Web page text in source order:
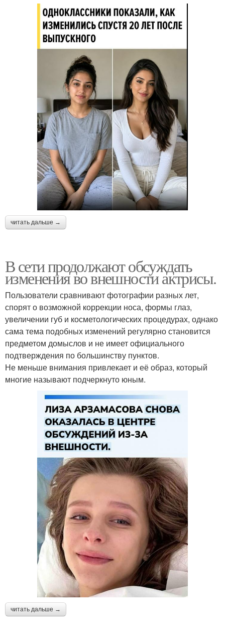
читать дальше →
В сети продолжают обсуждать
изменения во внешности актрисы.
Пользователи сравнивают фотографии разных лет,
спорят о возможной коррекции носа, формы глаз,
увеличении губ и косметологических процедурах, однако
сама тема подобных изменений регулярно становится
предметом домыслов и не имеет официального
подтверждения по большинству пунктов.
Не меньше внимания привлекает и её образ, который
многие называют подчеркнуто юным.
читать дальше →